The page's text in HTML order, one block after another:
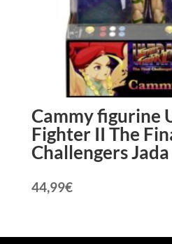
Cammy figurine
Fighter II The
Challengers
44,99€